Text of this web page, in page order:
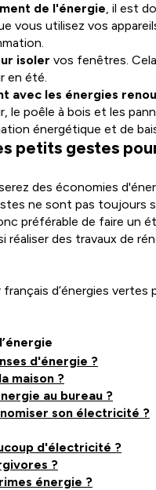
de l'énergie, il est
vous utilisez vos
isoler vos fenêtres.
en été.
avec les énergies
le poêle à bois et les
énergétique et de
petits gestes
des économies
ne sont pas toujours
préférable de faire un
réaliser des travaux de
d’énergies vertes
d'énergie ?
maison ?
au bureau ?
son électricité ?
d'électricité ?
?
énergie ?